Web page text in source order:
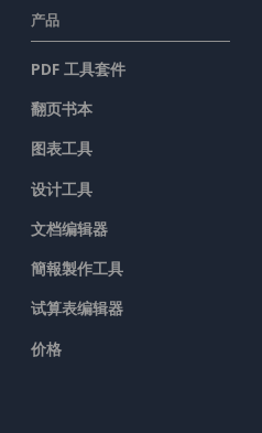
产品
PDF 工具套件
翻页书本
图表工具
设计工具
文档编辑器
簡報製作工具
试算表编辑器
价格